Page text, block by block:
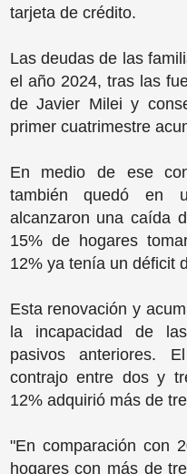
tarjeta de crédito.
Las deudas de las
el año 2024, tras las
de Javier Milei y
primer cuatrimestre
En medio de ese
también quedó en
alcanzaron una caída
15% de hogares
12% ya tenía un déficit
Esta renovación y
la incapacidad de
pasivos anteriores.
contrajo entre dos y
12% adquirió más de
"En comparación con
hogares con más de